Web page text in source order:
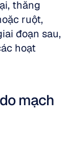
thăng
ruột,
đoạn sau,
hoạt
mạch